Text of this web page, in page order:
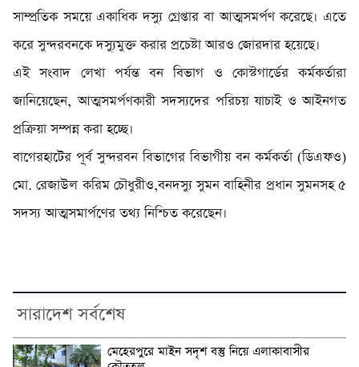
সাম্প্রতিক সময়ে একাধিক দস্যু গ্রেপ্তার বা আত্মসমর্পণ করেছে। এতে
করে সুন্দরবনকে দস্যুমুক্ত করার প্রচেষ্টা আরও জোরদার হয়েছে।
এই সংবাদ লেখা পর্যন্ত বন বিভাগ ও কোস্টগার্ডের কর্মকর্তারা
জানিয়েছেন, আত্মসমর্পণকারী সদস্যদের পরিচয় যাচাই ও আইনগত
প্রক্রিয়া সম্পন্ন করা হচ্ছে।
বাগেরহাটের পূর্ব সুন্দরবন বিভাগের বিভাগীয় বন কর্মকর্তা (ডিএফও)
মো. রেজাউল করিম চৌধুরীও,বনদস্যু সুমন বাহিনীর প্রধান সুমনসহ ৫
সদস্য আত্মসমার্পণের তথ্য নিশ্চিত করেছেন।
সারাদেশ সর্বশেষ
মেহেরপুরে মাইন সদৃশ বস্তু নিয়ে এলাকাবাসীর